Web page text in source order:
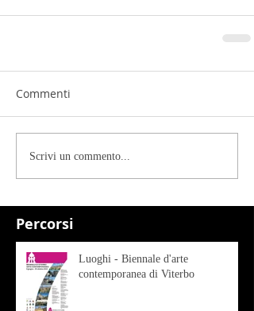
Percorsi
Commenti
Scrivi un commento...
Luoghi - Biennale d'arte
contemporanea di Viterbo